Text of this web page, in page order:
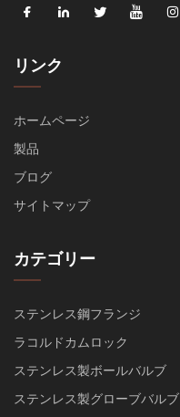
リンク
ホームページ
製品
ブログ
サイトマップ
カテゴリー
ステンレス鋼フランジ
ラコルドカムロック
ステンレス製ボールバルブ
ステンレス製グローブバルブ